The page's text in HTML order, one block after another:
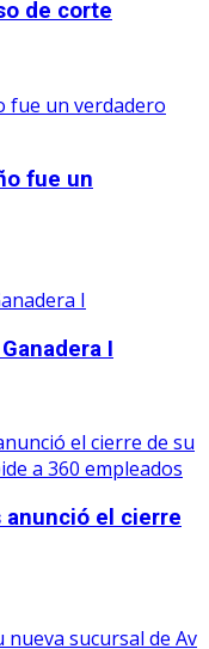
de corte
fue un
I
anunció el cierre